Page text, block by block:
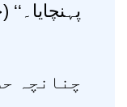
چنانچہ